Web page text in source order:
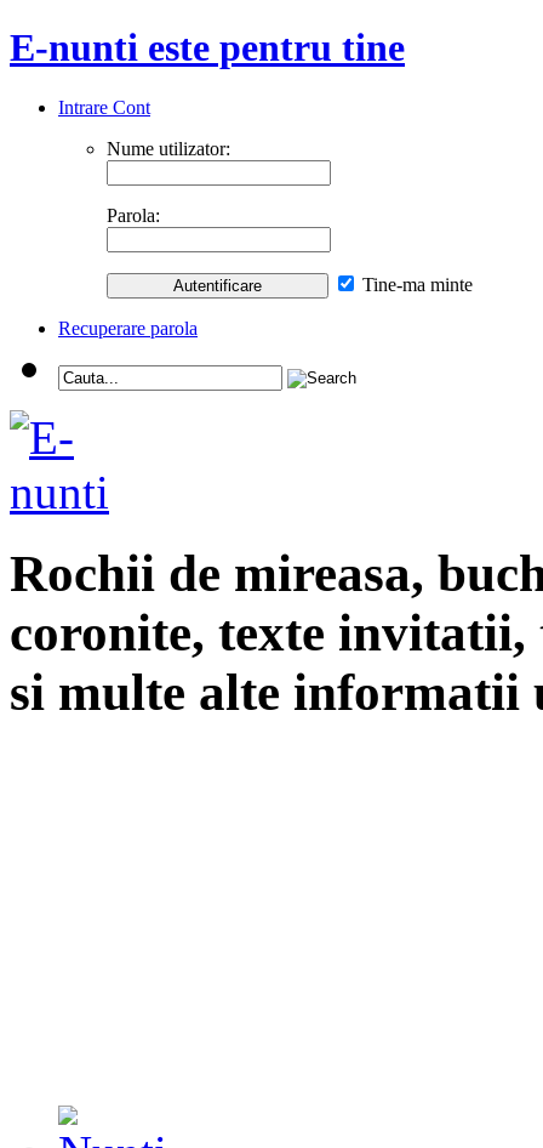
E-nunti este pentru tine
Intrare Cont
Nume utilizator:
Parola:
Tine-ma minte
Recuperare parola
Rochii de mireasa,
coronite, texte
si multe alte informatii